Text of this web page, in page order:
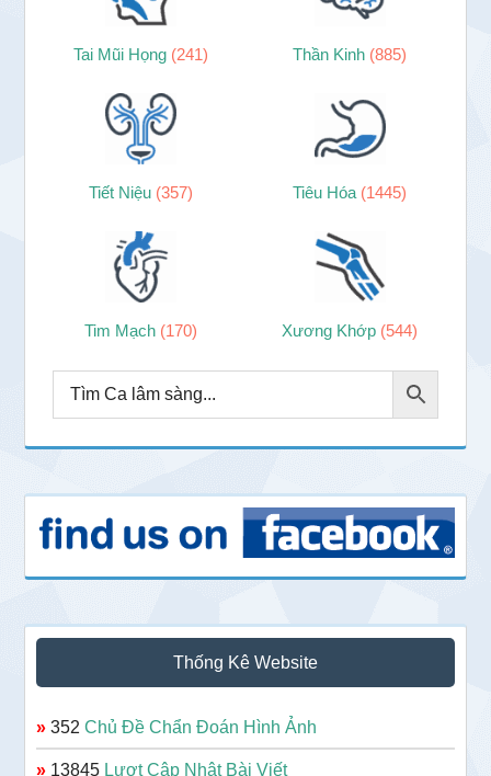
Tai Mũi Họng (241) Thần Kinh (885)
Tiết Niệu (357) Tiêu Hóa (1445)
Tim Mạch (170) Xương Khớp (544)
Thống Kê Website
» 352Chủ Đề Chẩn Đoán Hình Ảnh
» 13845 Lượt Cập Nhật Bài Viết